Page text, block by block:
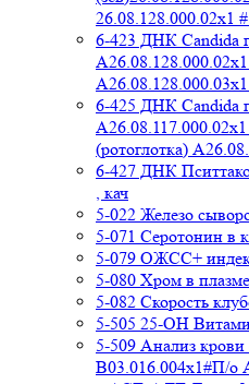
26.08.128.000.02x1
6-423 ДНК Candida
6-425 ДНК Candida
(ротоглотка)
6-427 ДНК
, кач
5-022 Железо
5-071 Серотонин в
5-079 ОЖСС+
5-080 Хром в плазме
5-082 Скорость
5-505 25-ОН
5-509 Анализ крови
B03.016.004x1#П/о